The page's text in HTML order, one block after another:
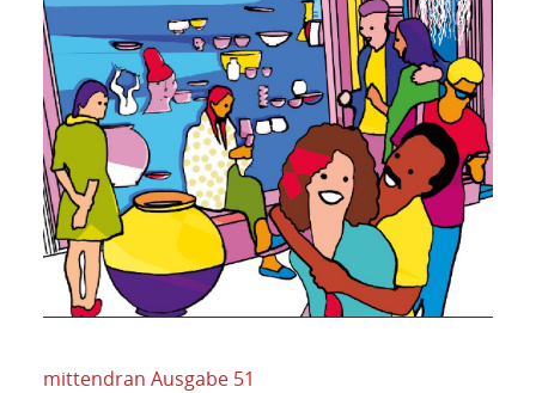
mittendran Ausgabe 51